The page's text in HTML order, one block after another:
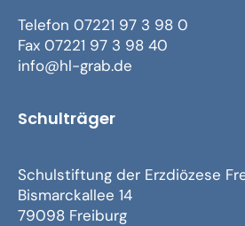
Telefon 07221 97 3 98 0
Fax 07221 97 3 98 40
info@hl-grab.de
Schulträger
Schulstiftung der Erzdiözese
Bismarckallee 14
79098 Freiburg